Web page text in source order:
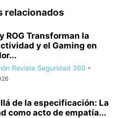
relacionados
ROG Transforman la
y el Gaming en
Revista Seguridad 360 -
de la especificación: La
como acto de empatía...